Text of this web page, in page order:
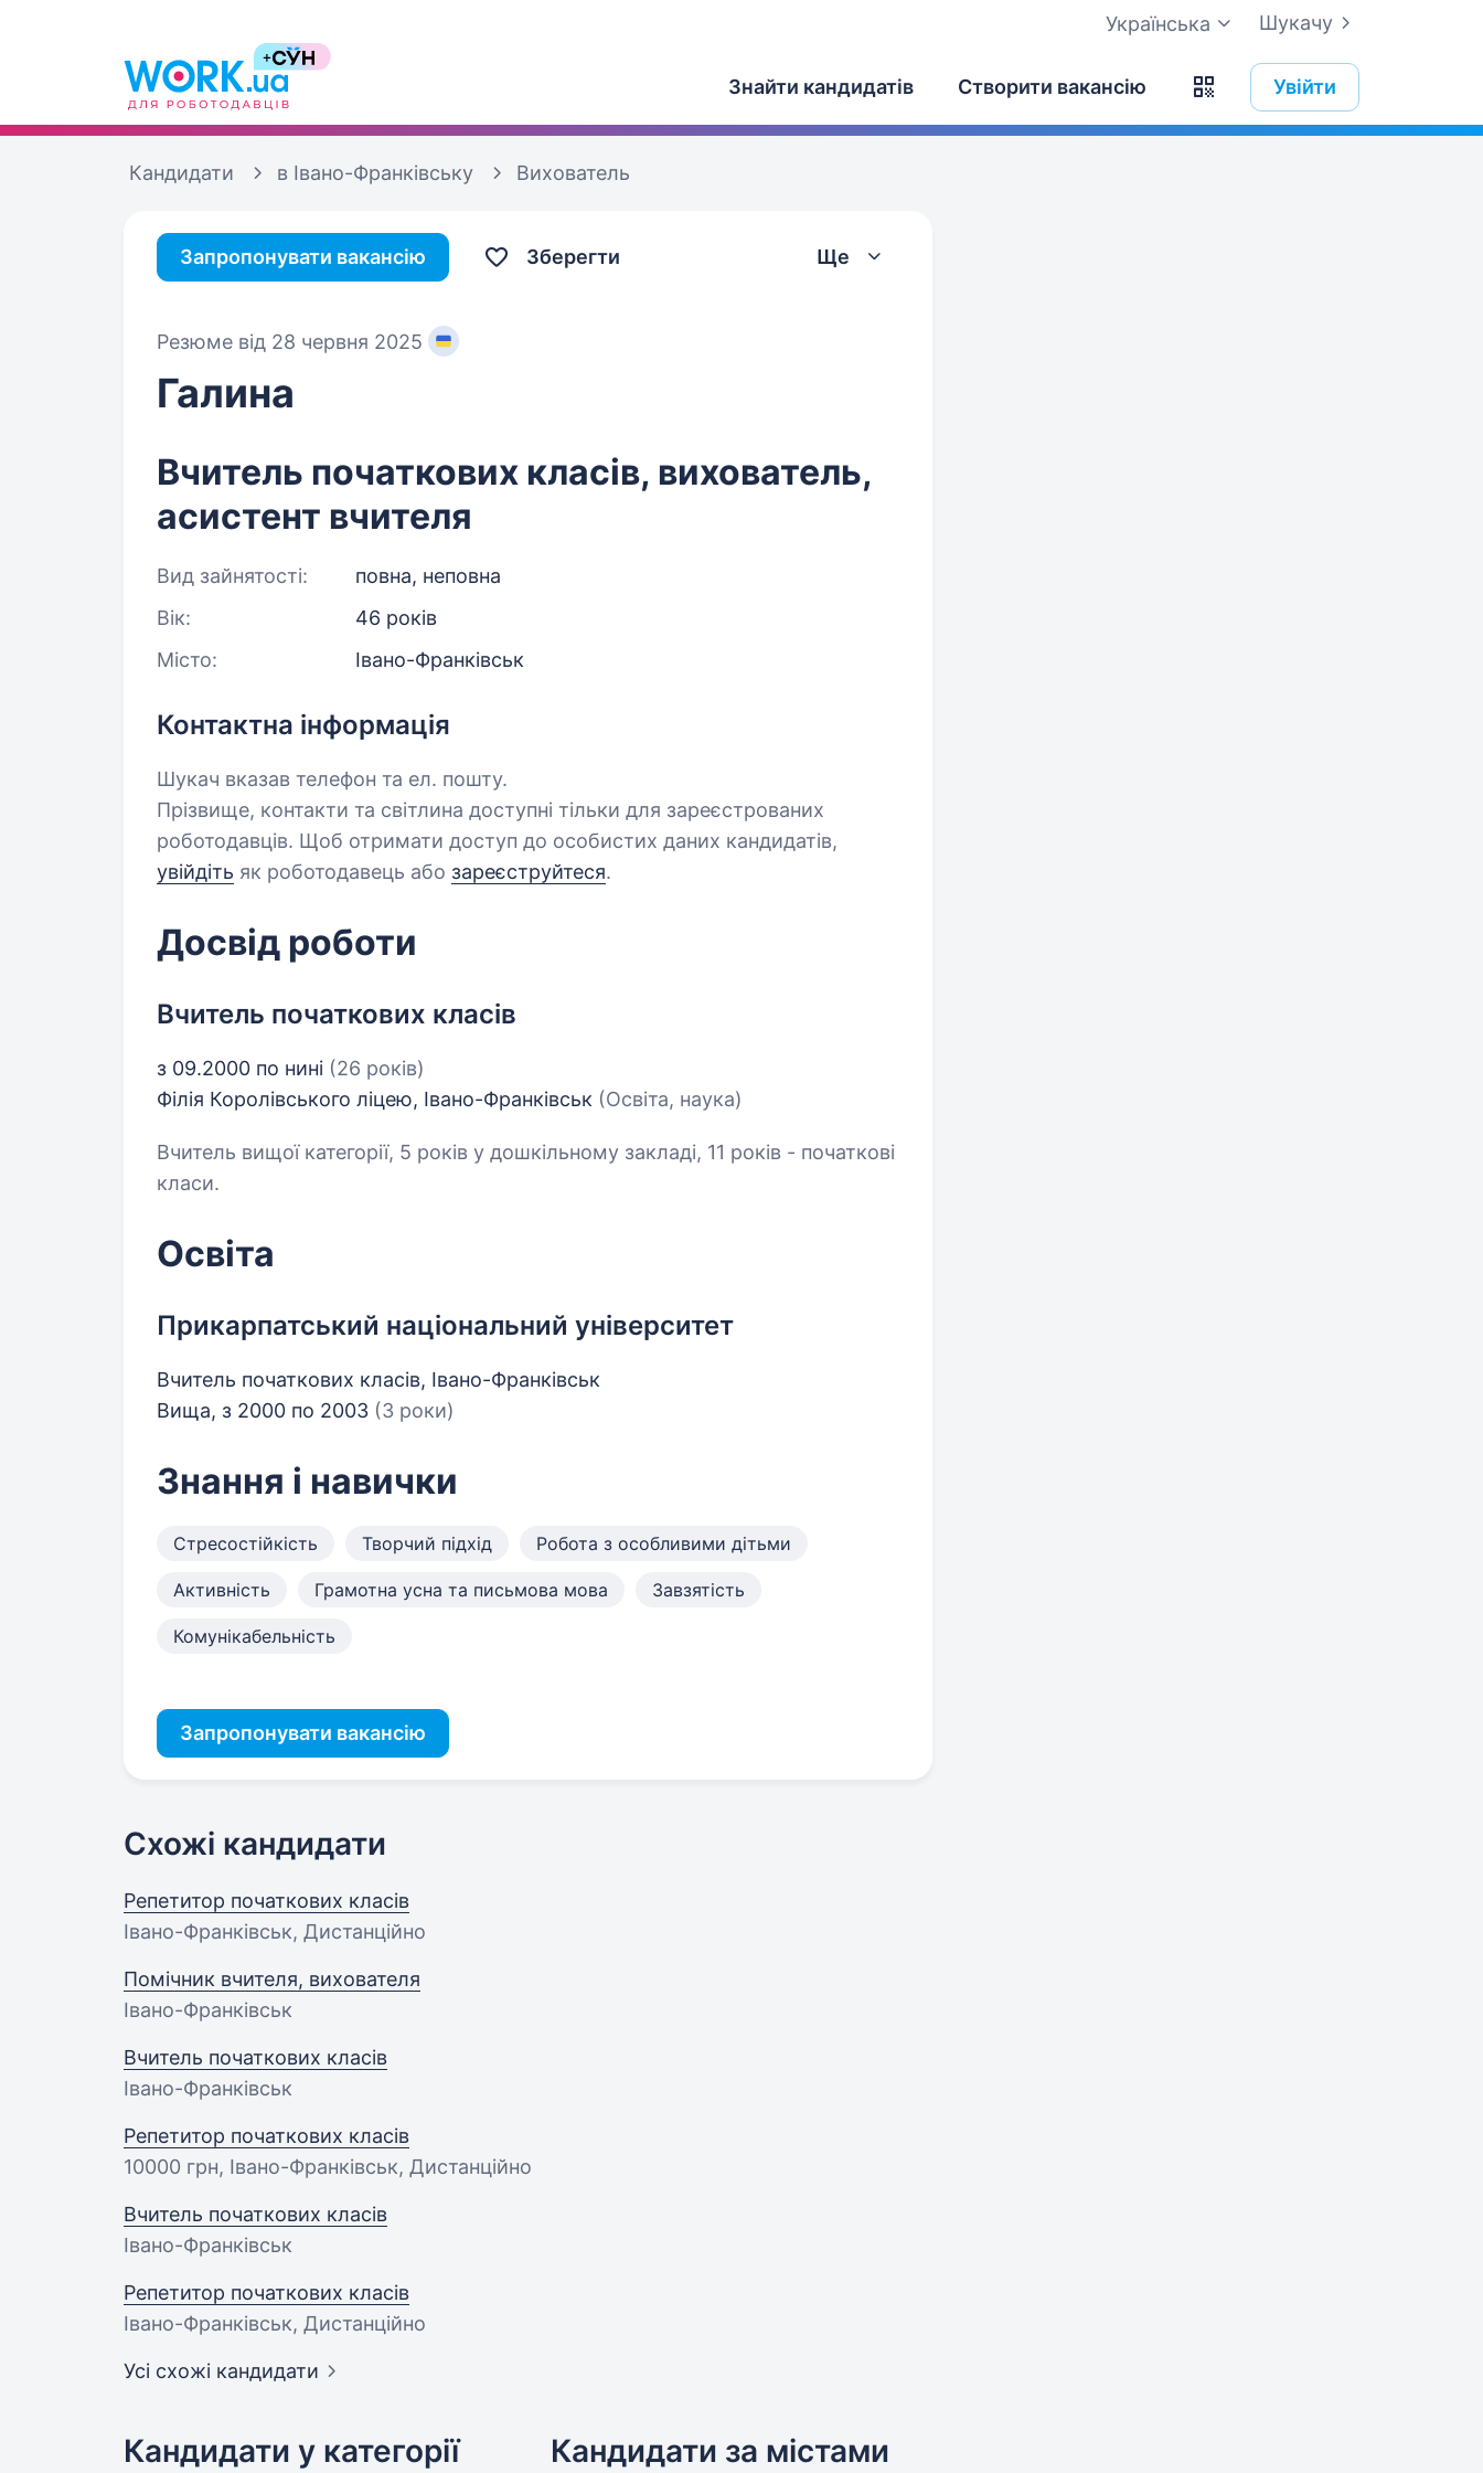
Шукачу
Українська
Знайти кандидатів Створити вакансію Увійти
Кандидати в Івано-Франківську Вихователь
Запропонувати вакансію Зберегти Ще
Резюме від 28 червня 2025
Галина
Вчитель початкових класів, вихователь,
асистент вчителя
Вид зайнятості:
повна, неповна
Вік:
46 років
Місто:
Івано-Франківськ
Контактна інформація
Шукач вказав телефон та ел. пошту.
Прізвище, контакти та світлина доступні тільки для зареєстрованих
роботодавців. Щоб отримати доступ до особистих даних кандидатів,
увійдіть як роботодавець або зареєструйтеся.
Досвід роботи
Вчитель початкових класів
з 09.2000 по нині (26 років)
Філія Королівського ліцею, Івано-Франківськ (Освіта, наука)
Вчитель вищої категорії, 5 років у дошкільному закладі, 11 років - початкові
класи.
Освіта
Прикарпатський національний університет
Вчитель початкових класів, Івано-Франківськ
Вища, з 2000 по 2003 (3 роки)
Знання і навички
Стресостійкість Творчий підхід Робота з особливими дітьми
Активність Грамотна усна та письмова мова Завзятість
Комунікабельність
Запропонувати вакансію
Схожі кандидати
Репетитор початкових класів
Івано-Франківськ, Дистанційно
Помічник вчителя, вихователя
Івано-Франківськ
Вчитель початкових класів
Івано-Франківськ
Репетитор початкових класів
10000 грн, Івано-Франківськ, Дистанційно
Вчитель початкових класів
Івано-Франківськ
Репетитор початкових класів
Івано-Франківськ, Дистанційно
Усі схожі кандидати
Кандидати у категорії Кандидати за містами